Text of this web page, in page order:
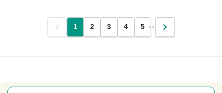
前 1 2 3 4 5 … 次